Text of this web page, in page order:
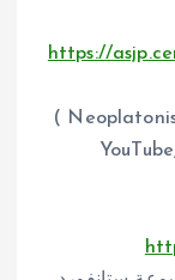
https://
مُلخص الفلسفة الأفلاطونية المحدثة ( Neoplatonism )